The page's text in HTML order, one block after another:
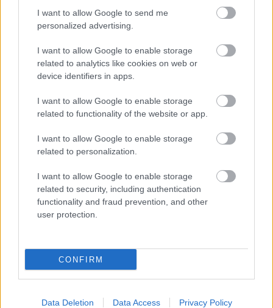
I want to allow Google to send me
personalized advertising.
I want to allow Google to enable storage
related to analytics like cookies on web or
device identifiers in apps.
I want to allow Google to enable storage
related to functionality of the website or app.
I want to allow Google to enable storage
related to personalization.
I want to allow Google to enable storage
related to security, including authentication
functionality and fraud prevention, and other
user protection.
CONFIRM
Data Deletion Data Access Privacy Policy
2026-08-08 17:00
Leeds UnitedvsManchester United
AC MilanvsManchester United2026-08-15 18:00
Támogatás
Támogasd adományoddal